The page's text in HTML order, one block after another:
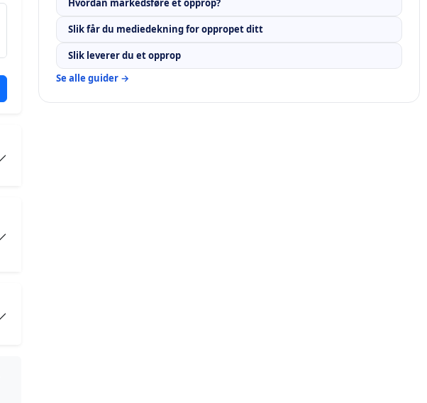
Hvordan markedsføre et opprop?
Slik får du mediedekning for oppropet ditt
Slik leverer du et opprop
Se alle guider →